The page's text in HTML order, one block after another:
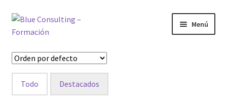
Ir
a
navegación
Ir
al
Menú
Inicio
Todo Destacados